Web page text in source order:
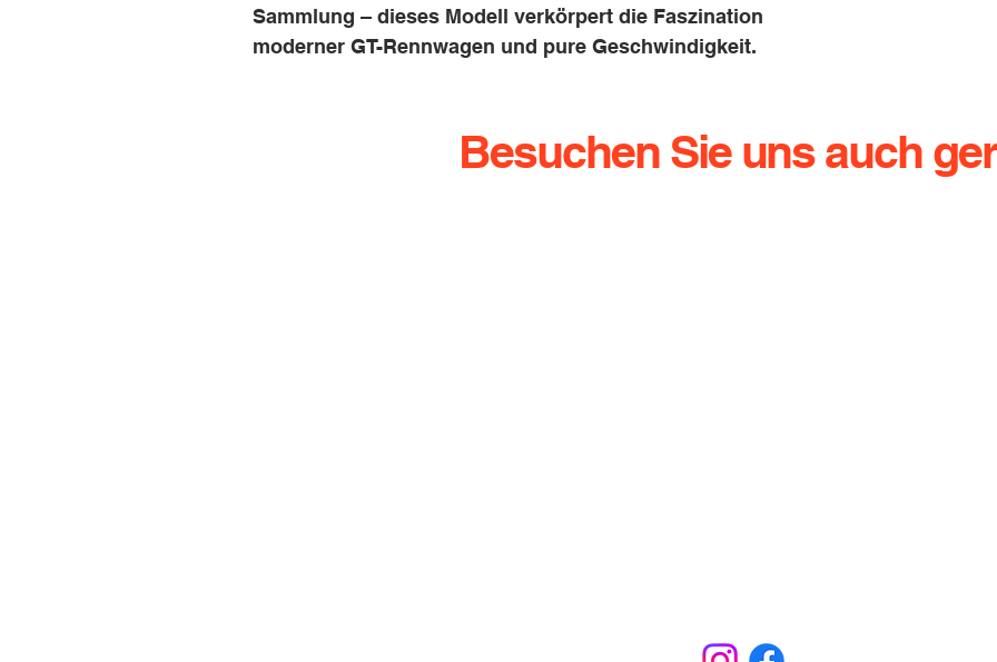
Sammlung – dieses Modell verkörpert die Faszination
moderner GT-Rennwagen und pure Geschwindigkeit.
Besuchen Sie uns auch